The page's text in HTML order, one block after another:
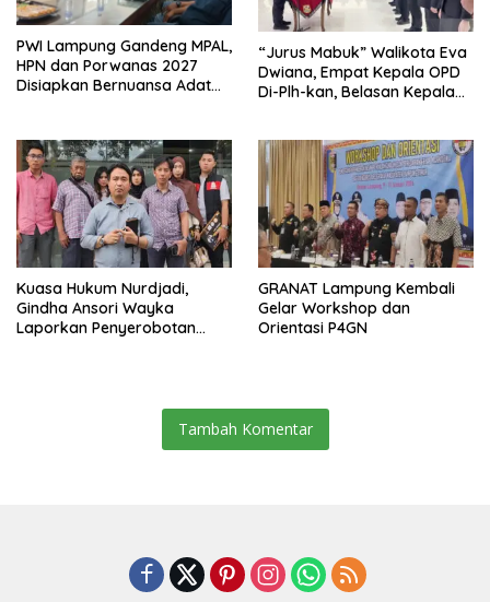
PWI Lampung Gandeng MPAL,
HPN dan Porwanas 2027
Disiapkan Bernuansa Adat
“Jurus Mabuk” Walikota Eva
Dwiana, Empat Kepala OPD
Di-Plh-kan, Belasan Kepala
Kuasa Hukum Nurdjadi,
Gindha Ansori Wayka
Laporkan Penyerobotan
GRANAT Lampung Kembali
Gelar Workshop dan
Orientasi P4GN
Tambah Komentar